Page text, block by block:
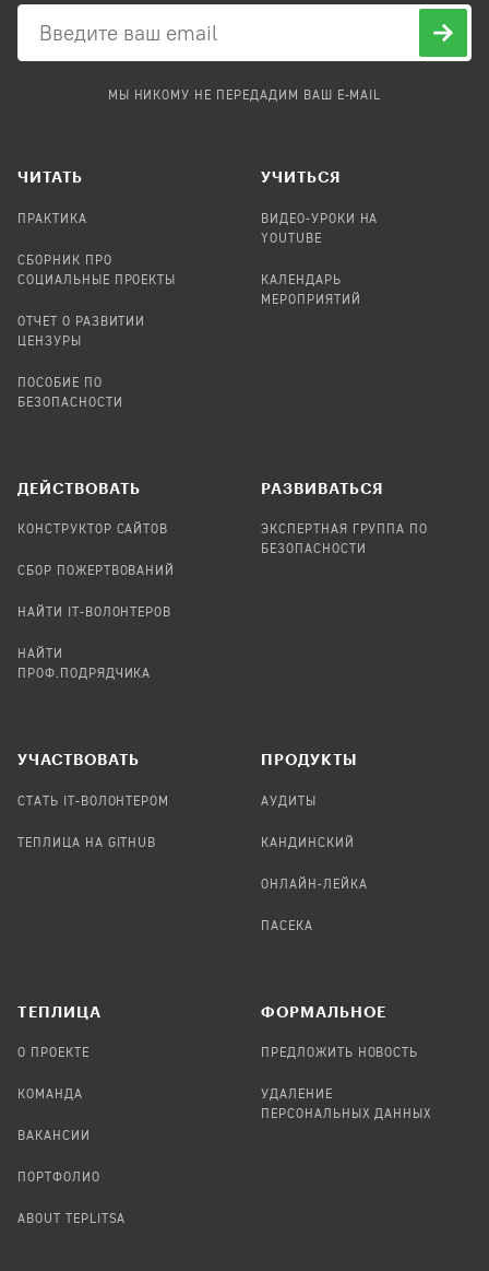
МЫ НИКОМУ НЕ ПЕРЕДАДИМ ВАШ E-MAIL
ЧИТАТЬ
ПРАКТИКА
СБОРНИК ПРО
СОЦИАЛЬНЫЕ ПРОЕКТЫ
ОТЧЕТ О РАЗВИТИИ
ЦЕНЗУРЫ
ПОСОБИЕ ПО
БЕЗОПАСНОСТИ
УЧИТЬСЯ
ВИДЕО-УРОКИ НА
YOUTUBE
КАЛЕНДАРЬ
МЕРОПРИЯТИЙ
ДЕЙСТВОВАТЬ
КОНСТРУКТОР САЙТОВ
СБОР ПОЖЕРТВОВАНИЙ
НАЙТИ IT-ВОЛОНТЕРОВ
НАЙТИ
ПРОФ.ПОДРЯДЧИКА
РАЗВИВАТЬСЯ
ЭКСПЕРТНАЯ ГРУППА ПО
БЕЗОПАСНОСТИ
УЧАСТВОВАТЬ
СТАТЬ IT-ВОЛОНТЕРОМ
ТЕПЛИЦА НА GITHUB
ПРОДУКТЫ
АУДИТЫ
КАНДИНСКИЙ
ОНЛАЙН-ЛЕЙКА
ПАСЕКА
TЕПЛИЦА
О ПРОЕКТЕ
КОМАНДА
ВАКАНСИИ
ПОРТФОЛИО
ABOUT TEPLITSA
ФОРМАЛЬНОЕ
ПРЕДЛОЖИТЬ НОВОСТЬ
УДАЛЕНИЕ
ПЕРСОНАЛЬНЫХ ДАННЫХ